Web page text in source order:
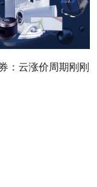
：云涨价周期刚刚